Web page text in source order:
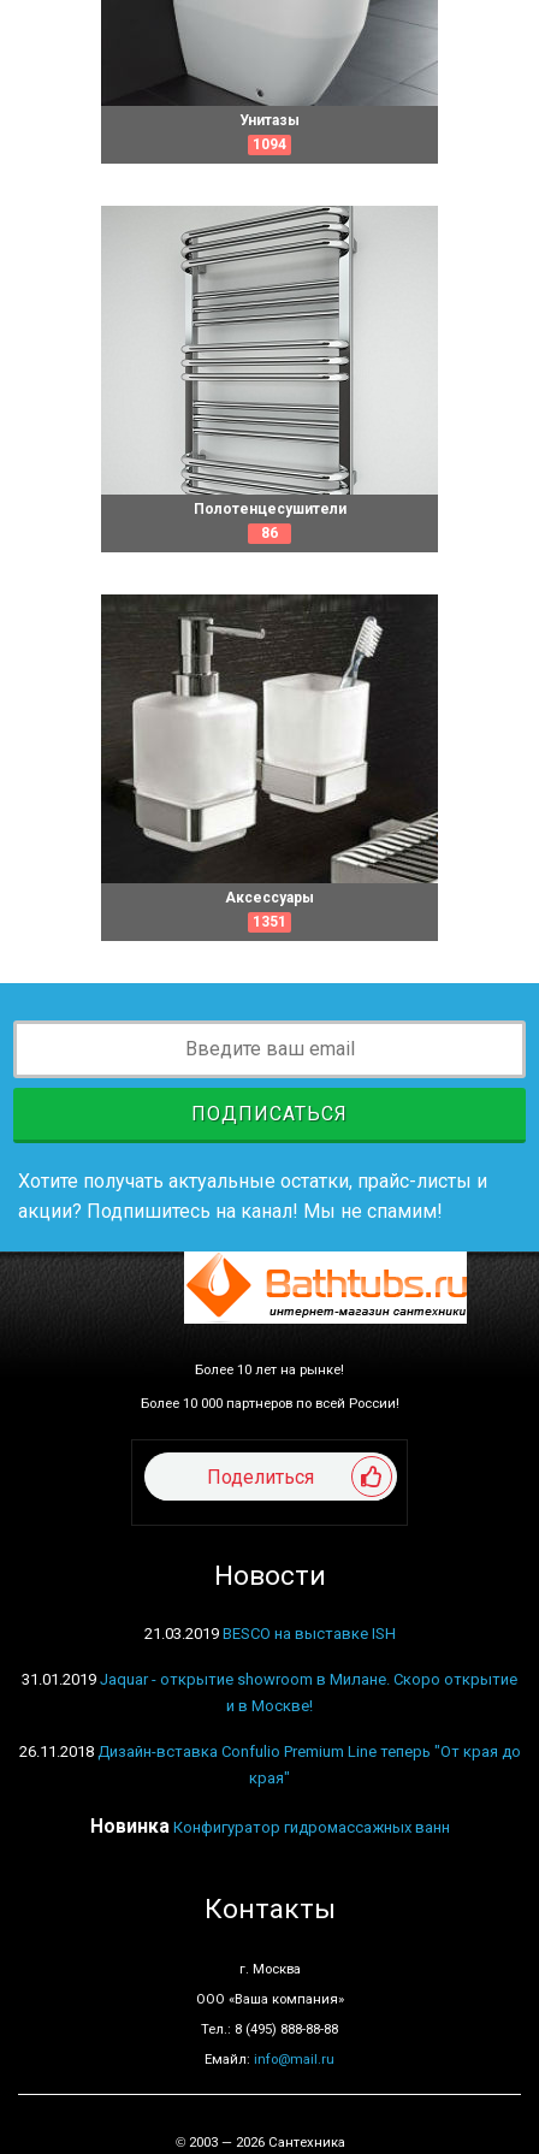
Унитазы
1094
Полотенцесушители
86
Аксессуары
1351
ПОДПИСАТЬСЯ
Хотите получать актуальные остатки, прайс-листы и
акции? Подпишитесь на канал! Мы не спамим!
Более 10 лет на рынке!
Более 10 000 партнеров по всей России!
Поделиться
Новости
21.03.2019 BESCO на выставке ISH
31.01.2019 Jaquar - открытие showroom в Милане. Скоро открытие
и в Москве!
26.11.2018 Дизайн-вставка Confulio Premium Line теперь "От края до
края"
Новинка Конфигуратор гидромассажных ванн
Контакты
г. Москва
ООО «Ваша компания»
Тел.: 8 (495) 888-88-88
Емайл: info@mail.ru
© 2003 — 2026 Сантехника